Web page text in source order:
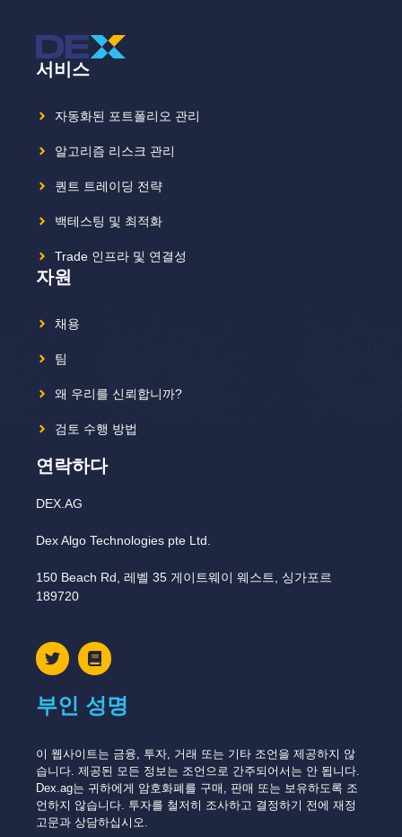
서비스
자동화된 포트폴리오 관리
알고리즘 리스크 관리
퀀트 트레이딩 전략
백테스팅 및 최적화
Trade 인프라 및 연결성
자원
채용
팀
왜 우리를 신뢰합니까?
검토 수행 방법
연락하다
DEX.AG
Dex Algo Technologies pte Ltd.
150 Beach Rd, 레벨 35 게이트웨이 웨스트, 싱가포르
189720
부인 성명
이 웹사이트는 금융, 투자, 거래 또는 기타 조언을 제공하지 않
습니다. 제공된 모든 정보는 조언으로 간주되어서는 안 됩니다.
Dex.ag는 귀하에게 암호화폐를 구매, 판매 또는 보유하도록 조
언하지 않습니다. 투자를 철저히 조사하고 결정하기 전에 재정
고문과 상담하십시오.